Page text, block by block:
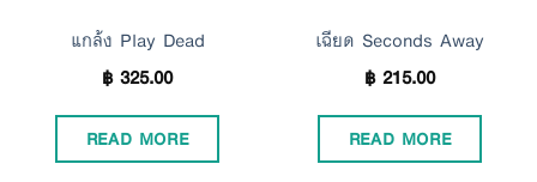
แกล้ง Play Dead
฿325.00
READ MORE
เฉียด Seconds Away
฿215.00
READ MORE